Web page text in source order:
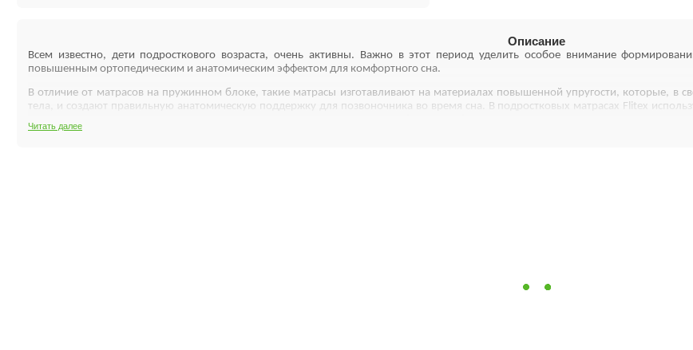
Описание
Всем известно, дети подросткового возраста, очень активны. Важно в этот период уделить особое внимание
повышенным ортопедическим и анатомическим эффектом для комфортного сна.
В отличие от матрасов на пружинном блоке, такие матрасы изготавливают на материалах повышенной упругости, которые, в
тела, и создают правильную анатомическую поддержку для позвоночника во время сна. В подростковых матрасах Flitex
этом стоимость матрасов Flitex Kids
Читать далее